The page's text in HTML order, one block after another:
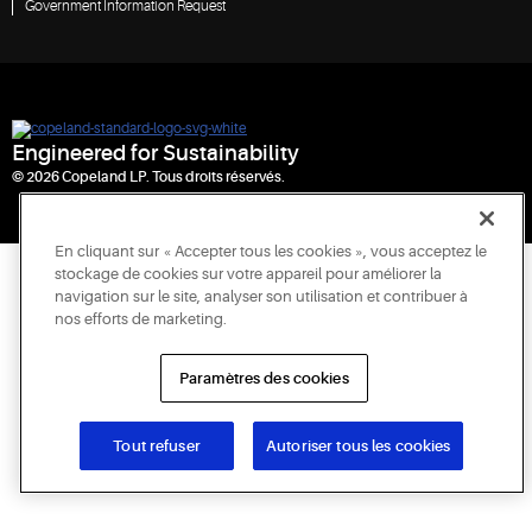
Government Information Request
Engineered for Sustainability
© 2026 Copeland LP. Tous droits réservés.
En cliquant sur « Accepter tous les cookies », vous acceptez le
stockage de cookies sur votre appareil pour améliorer la
navigation sur le site, analyser son utilisation et contribuer à
nos efforts de marketing.
Paramètres des cookies
Tout refuser Autoriser tous les cookies